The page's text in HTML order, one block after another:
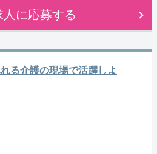
人に応募する
る介護の現場で活躍しよ